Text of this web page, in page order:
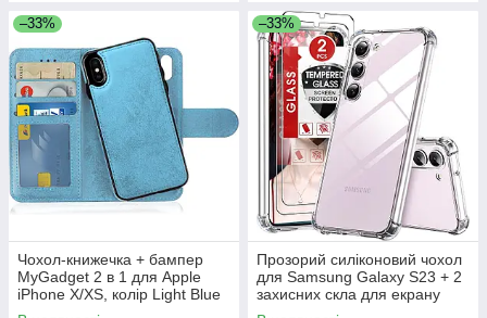
–33%
Чохол-книжечка + бампер
MyGadget 2 в 1 для Apple
iPhone X/XS, колір Light Blue
–33%
Прозорий силіконовий чохол
для Samsung Galaxy S23 + 2
захисних скла для екрану